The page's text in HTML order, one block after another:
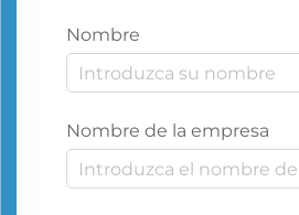
Nombre
Nombre de la empresa